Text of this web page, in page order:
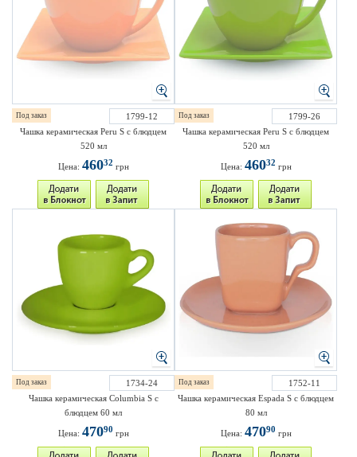
Под заказ
1799-12
Чашка керамическая Peru S с блюдцем
520 мл
Цена: 46032 грн
Под заказ
1799-26
Чашка керамическая Peru S с блюдцем
520 мл
Цена: 46032 грн
Под заказ
1734-24
Чашка керамическая Columbia S с
блюдцем 60 мл
Цена: 47090 грн
Под заказ
1752-11
Чашка керамическая Espada S с блюдцем
80 мл
Цена: 47090 грн